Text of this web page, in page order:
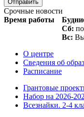
Срочные новости
Время работы
Сб:
Вс:
О центре
Сведения об
Расписание
Грантовые
Набор на 2026-
Всезнайки. 2-4